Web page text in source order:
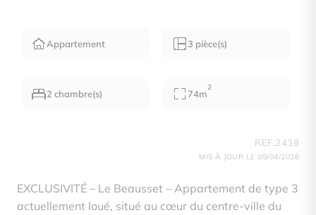
Appartement 3 pièce(s)
2 chambre(s) 74m
2
REF.2438
MIS À JOUR LE 09/04/2026
EXCLUSIVITÉ – Le Beausset – Appartement de type 3
actuellement loué, situé au cœur du centre-ville du